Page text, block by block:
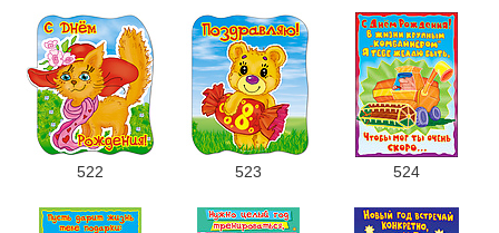
522 523 524